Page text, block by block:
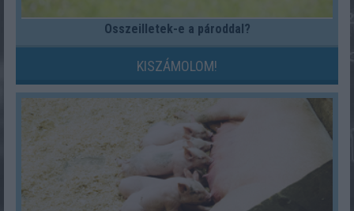
Összeilletek-e a pároddal?
KISZÁMOLOM!